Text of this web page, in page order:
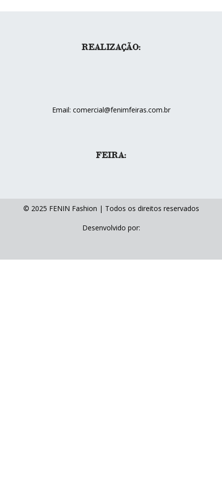
REALIZAÇÃO:
Email: comercial@fenimfeiras.com.br
FEIRA:
© 2025 FENIN Fashion | Todos os direitos reservados
Desenvolvido por: